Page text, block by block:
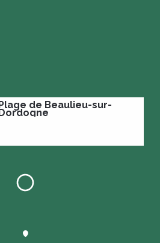
Plage de Beaulieu-sur-
Dordogne